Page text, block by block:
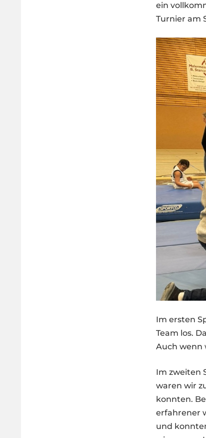
ein
Turnier am
Im ersten
Team los.
Auch wenn
Im zweiten
waren wir
konnten.
erfahrener
und